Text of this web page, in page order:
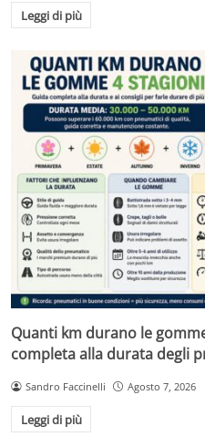
Leggi di più
Quanti km durano le
completa alla durata degli
Sandro Faccinelli Agosto 7, 2026
Leggi di più